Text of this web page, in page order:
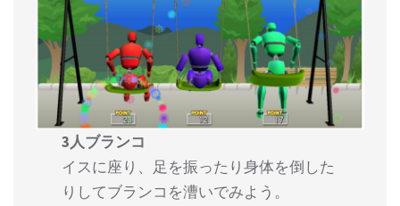
3人ブランコ
イスに座り、足を振ったり身体を倒した
りしてブランコを漕いでみよう。